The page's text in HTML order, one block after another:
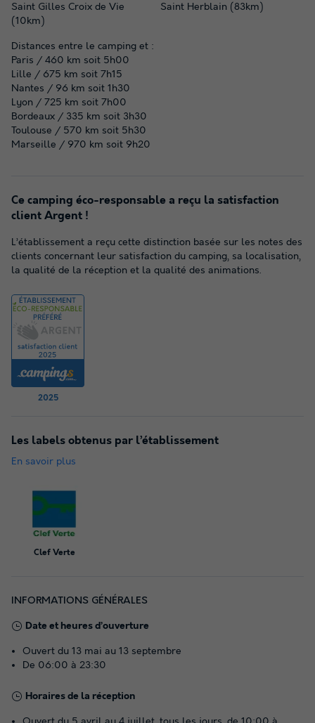
Saint Gilles Croix de Vie
(10km)
Saint Herblain (83km)
Distances entre le camping et :
Paris / 460 km soit 5h00
Lille / 675 km soit 7h15
Nantes / 96 km soit 1h30
Lyon / 725 km soit 7h00
Bordeaux / 335 km soit 3h30
Toulouse / 570 km soit 5h30
Marseille / 970 km soit 9h20
Ce camping éco-responsable a reçu la satisfaction
client Argent !
L’établissement a reçu cette distinction basée sur les notes des
clients concernant leur satisfaction du camping, sa localisation,
la qualité de la réception et la qualité des animations.
2025
Les labels obtenus par l’établissement
En savoir plus
Clef Verte
INFORMATIONS GÉNÉRALES
Date et heures d’ouverture
Ouvert du 13 mai au 13 septembre
De 06:00 à 23:30
Horaires de la réception